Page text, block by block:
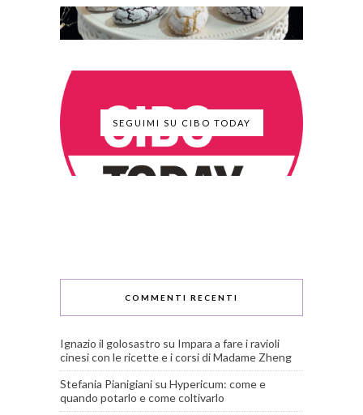
SEGUIMI SU CIBO TODAY
COMMENTI RECENTI
Ignazio il golosastro su Impara a fare i ravioli
cinesi con le ricette e i corsi di Madame Zheng
Stefania Pianigiani su Hypericum: come e
quando potarlo e come coltivarlo